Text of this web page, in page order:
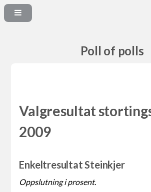
Poll of polls
Valgresultat
2009
Enkeltresultat Steinkjer
Oppslutning i prosent.